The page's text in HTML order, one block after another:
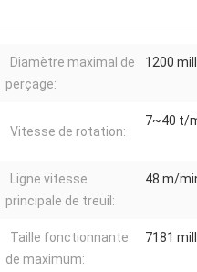
Diamètre maximal de
perçage:
1200
Vitesse de rotation:
7~40 t/
Ligne vitesse
principale de treuil:
48 m/
Taille fonctionnante
de maximum:
7181